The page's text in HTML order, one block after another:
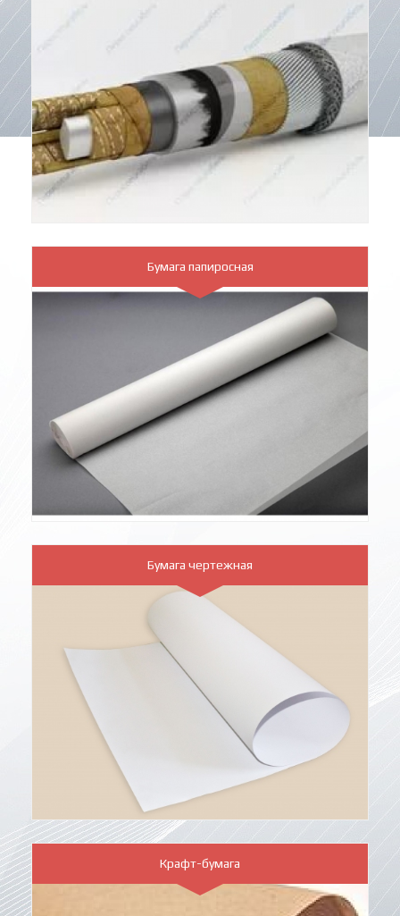
Бумага папиросная
Бумага чертежная
Крафт-бумага